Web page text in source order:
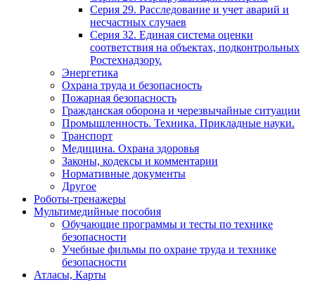
Серия 29. Расследование и учет аварий и
несчастных случаев
Серия 32. Единая система оценки
соответствия на объектах, подконтрольных
Ростехнадзору.
Энергетика
Охрана труда и безопасность
Пожарная безопасность
Гражданская оборона и черезвычайные ситуации
Промышленность. Техника. Прикладные науки.
Транспорт
Медицина. Охрана здоровья
Законы, кодексы и комментарии
Нормативные документы
Другое
Роботы-тренажеры
Мультимедийные пособия
Обучающие программы и тесты по технике
безопасности
Учебные фильмы по охране труда и технике
безопасности
Атласы, Карты